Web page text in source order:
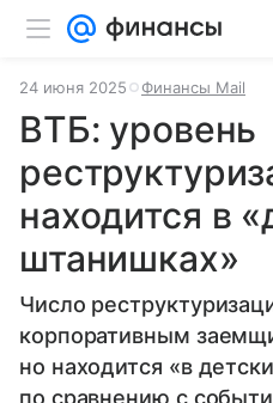
24 июня 2025 Финансы Mail
ВТБ: уровень
находится в
штанишках»
Число
корпоративным
но находится «в
по сравнению с